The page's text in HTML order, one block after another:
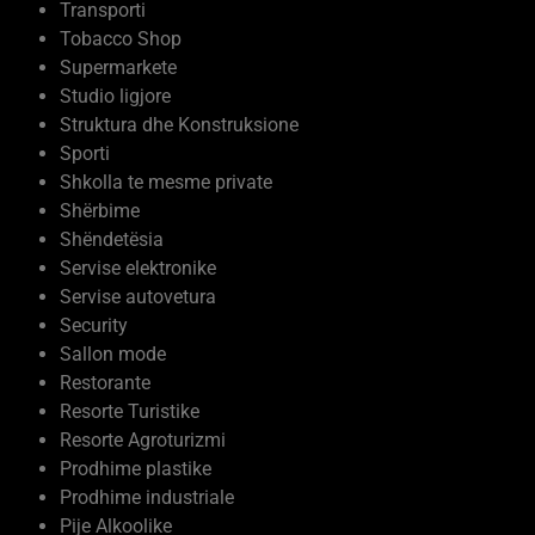
Transporti
Tobacco Shop
Supermarkete
Studio ligjore
Struktura dhe Konstruksione
Sporti
Shkolla te mesme private
Shërbime
Shëndetësia
Servise elektronike
Servise autovetura
Security
Sallon mode
Restorante
Resorte Turistike
Resorte Agroturizmi
Prodhime plastike
Prodhime industriale
Pije Alkoolike